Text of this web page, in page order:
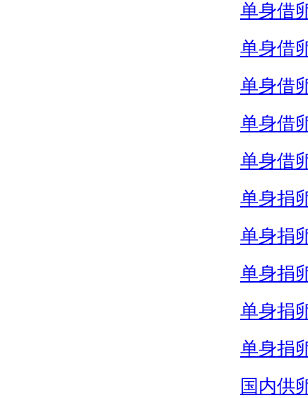
单身借
单身借
单身借
单身借
单身借
单身捐
单身捐
单身捐
单身捐
单身捐
国内供